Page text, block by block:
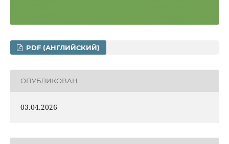
PDF (АНГЛИЙСКИЙ)
ОПУБЛИКОВАН
03.04.2026